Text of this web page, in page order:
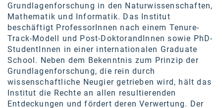
Grundlagenforschung in den Naturwissenschaften,
Mathematik und Informatik. Das Institut
beschäftigt ProfessorInnen nach einem Tenure-
Track-Modell und Post-DoktorandInnen sowie PhD-
StudentInnen in einer internationalen Graduate
School. Neben dem Bekenntnis zum Prinzip der
Grundlagenforschung, die rein durch
wissenschaftliche Neugier getrieben wird, hält das
Institut die Rechte an allen resultierenden
Entdeckungen und fördert deren Verwertung. Der